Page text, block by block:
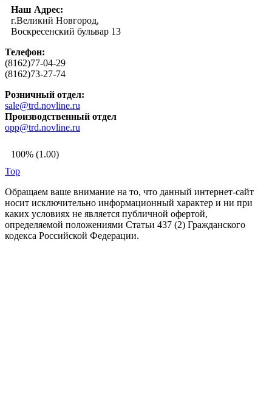
Наш Адрес:
г.Великий Новгород,
Воскресенский бульвар 13
Телефон:
(8162)77-04-29
(8162)73-27-74
Розничный отдел:
sale@trd.novline.ru
Производственный отдел
opp@trd.novline.ru
100% (1.00)
Top
Обращаем ваше внимание на то, что данный интернет-сайт
носит исключительно информационный характер и ни при
каких условиях не является публичной офертой,
определяемой положениями Статьи 437 (2) Гражданского
кодекса Российской Федерации.